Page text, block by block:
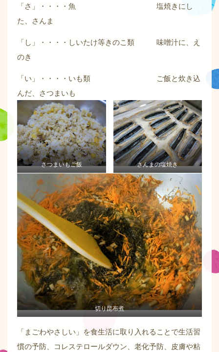
「さ」・・・・魚 塩焼きにし
た、さんま
「し」・・・・しいたけ等きのこ類 味噌汁に、え
のき
「い」・・・・いも類 ご飯と炊き込
んだ、さつまいも
さつまいもご飯 さんまの塩焼き
切り昆布煮
「まごわやさしい」を食生活に取り入れることで生活習
慣の予防、コレステロールダウン、老化予防、皮膚や粘